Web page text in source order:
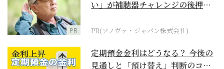
PR
い」が補聴器チャレンジの後押し
PR(ソノヴァ・ジャパン株式会社)
定期預金金利はどうなる？ 今後の
見通しと「預け替え」判断のコツ